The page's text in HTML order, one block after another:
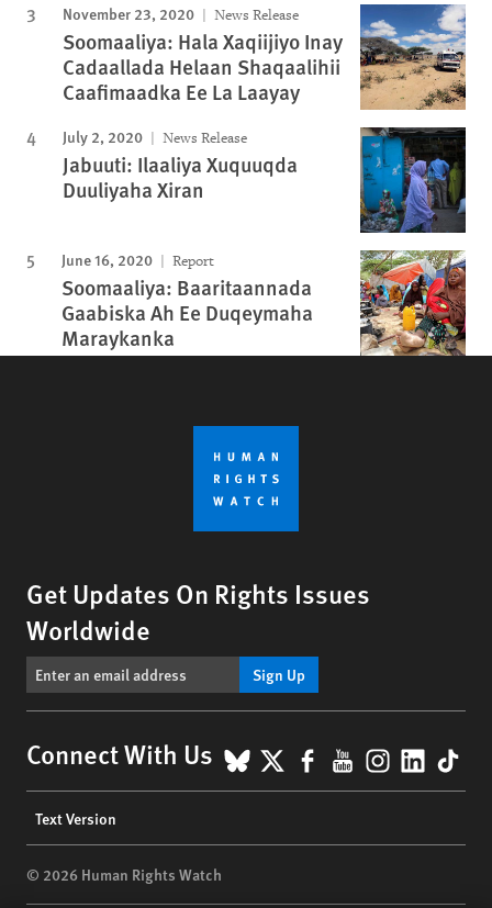
November 23, 2020 News Release
Soomaaliya: Hala Xaqiijiyo Inay
Cadaallada Helaan Shaqaalihii
Caafimaadka Ee La Laayay
July 2, 2020 News Release
Jabuuti: Ilaaliya Xuquuqda
Duuliyaha Xiran
June 16, 2020 Report
Soomaaliya: Baaritaannada
Gaabiska Ah Ee Duqeymaha
Maraykanka
Get Updates On Rights Issues
Worldwide
Sign Up
Connect With Us BlueSky
X Facebook
YouTube
menu
Text Version
© 2026 Human Rights Watch